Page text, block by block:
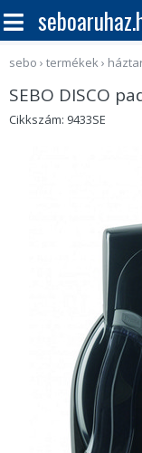
sebo › termékek›
SEBO DISCO
Cikkszám: 9433SE